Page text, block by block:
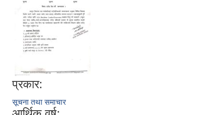
प्रकार:
सूचना तथा समाचार